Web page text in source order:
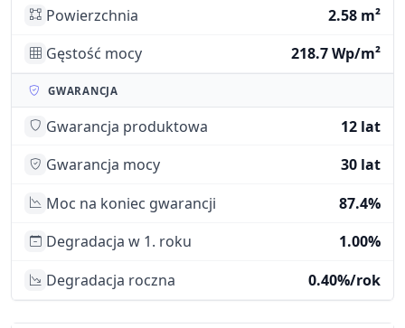
Powierzchnia
2.58 m²
Gęstość mocy
218.7 Wp/m²
GWARANCJA
Gwarancja produktowa
12 lat
Gwarancja mocy
30 lat
Moc na koniec gwarancji
87.4%
Degradacja w 1. roku
1.00%
Degradacja roczna
0.40%/rok